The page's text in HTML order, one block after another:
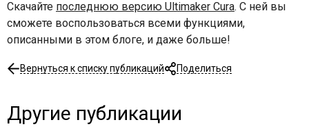
Скачайте последнюю версию Ultimaker Cura. С ней вы
сможете воспользоваться всеми функциями,
описанными в этом блоге, и даже больше!
Вернуться к списку публикаций Поделиться
Другие публикации